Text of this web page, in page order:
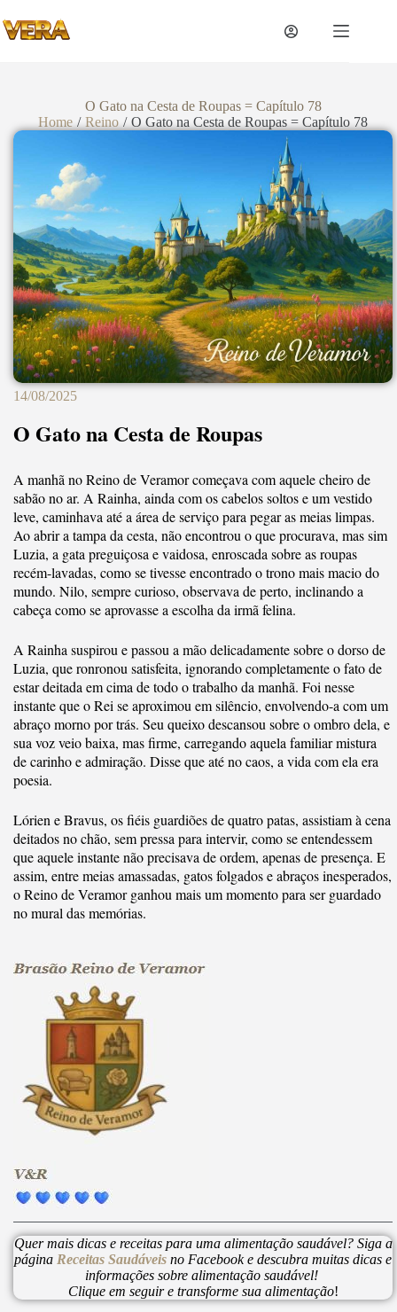
O Gato na Cesta de Roupas = Capítulo 78
Home / Reino / O Gato na Cesta de Roupas = Capítulo 78
14/08/2025
O Gato na Cesta de Roupas
A manhã no Reino de Veramor começava com aquele cheiro de
sabão no ar. A Rainha, ainda com os cabelos soltos e um vestido
leve, caminhava até a área de serviço para pegar as meias limpas.
Ao abrir a tampa da cesta, não encontrou o que procurava, mas sim
Luzia, a gata preguiçosa e vaidosa, enroscada sobre as roupas
recém-lavadas, como se tivesse encontrado o trono mais macio do
mundo. Nilo, sempre curioso, observava de perto, inclinando a
cabeça como se aprovasse a escolha da irmã felina.
A Rainha suspirou e passou a mão delicadamente sobre o dorso de
Luzia, que ronronou satisfeita, ignorando completamente o fato de
estar deitada em cima de todo o trabalho da manhã. Foi nesse
instante que o Rei se aproximou em silêncio, envolvendo-a com um
abraço morno por trás. Seu queixo descansou sobre o ombro dela, e
sua voz veio baixa, mas firme, carregando aquela familiar mistura
de carinho e admiração. Disse que até no caos, a vida com ela era
poesia.
Lórien e Bravus, os fiéis guardiões de quatro patas, assistiam à cena
deitados no chão, sem pressa para intervir, como se entendessem
que aquele instante não precisava de ordem, apenas de presença. E
assim, entre meias amassadas, gatos folgados e abraços inesperados,
o Reino de Veramor ganhou mais um momento para ser guardado
no mural das memórias.
Quer mais dicas e receitas para uma alimentação saudável? Siga a
página Receitas Saudáveis no Facebook e descubra muitas dicas e
informações sobre alimentação saudável!
Clique em seguir e transforme sua alimentação!